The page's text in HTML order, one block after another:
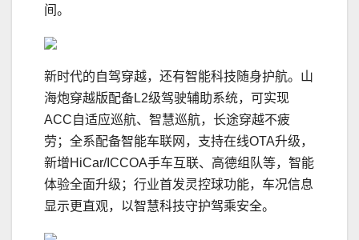
间。
新时代的自驾穿越，还有智能科技随身护航。山
海炮穿越版配备L2级驾驶辅助系统，可实现
ACC自适应巡航、智慧巡航，长途穿越不疲
劳；全系配备智能车联网，支持在线OTA升级，
新增HiCar/ICCOA手车互联、高德组队等，智能
体验全面升级；行业首发灵控球功能，车况信息
显示更直观，以智慧科技守护驾乘安全。